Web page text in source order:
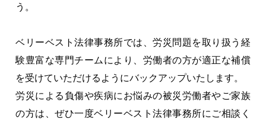
う。
ベリーベスト法律事務所では、労災問題を取り扱う経
験豊富な専門チームにより、労働者の方が適正な補償
を受けていただけるようにバックアップいたします。
労災による負傷や疾病にお悩みの被災労働者やご家族
の方は、ぜひ一度ベリーベスト法律事務所にご相談く